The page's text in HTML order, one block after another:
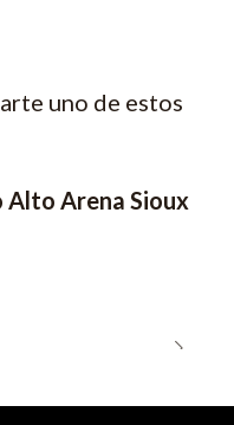
uno de estos
Alto Arena Sioux